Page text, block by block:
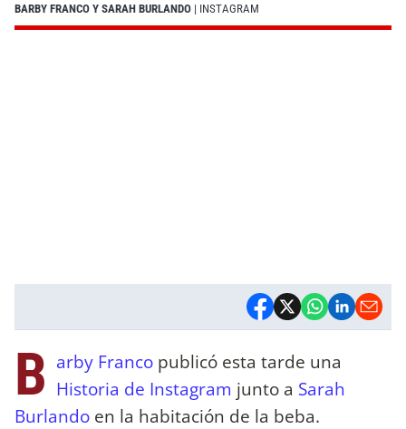
BARBY FRANCO Y SARAH BURLANDO | INSTAGRAM
B arby Franco publicó esta tarde una
Historia de Instagram junto a Sarah
Burlando en la habitación de la beba.